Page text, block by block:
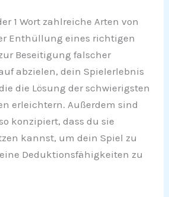
1 Wort zahlreiche Arten von
Enthüllung eines richtigen
Beseitigung falscher
abzielen, dein Spielerlebnis
die Lösung der schwierigsten
erleichtern. Außerdem sind
konzipiert, dass du sie
kannst, um dein Spiel zu
Deduktionsfähigkeiten zu